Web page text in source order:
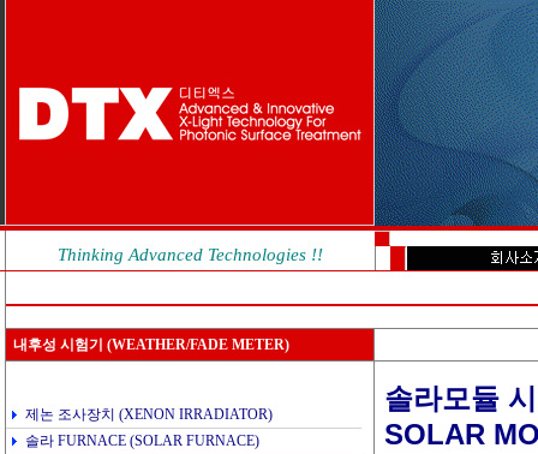
Thinking Advanced Technologies !!
내후성 시험기 (WEATHER/FADE METER)
제논 조사장치 (XENON IRRADIATOR)
솔라 FURNACE (SOLAR FURNACE)
솔라모듈
SOLAR